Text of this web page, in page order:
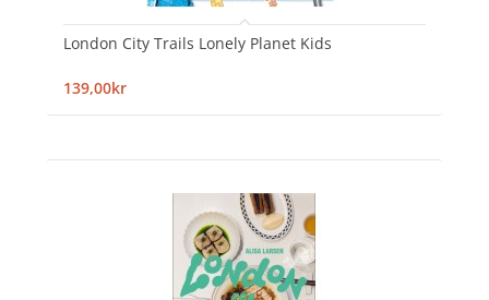
London City Trails Lonely Planet Kids
139,00kr